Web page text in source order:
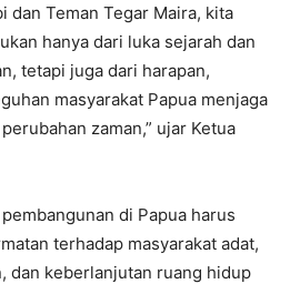
dan Teman Tegar Maira, kita
hanya dari luka sejarah dan
tetapi juga dari harapan,
masyarakat Papua menjaga
zaman,” ujar Ketua
di Papua harus
terhadap masyarakat adat,
dan keberlanjutan ruang hidup